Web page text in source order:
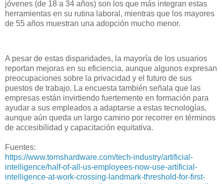
jóvenes (de 18 a 34 años) son los que más integran estas
herramientas en su rutina laboral, mientras que los mayores
de 55 años muestran una adopción mucho menor.
A pesar de estas disparidades, la mayoría de los usuarios
reportan mejoras en su eficiencia, aunque algunos expresan
preocupaciones sobre la privacidad y el futuro de sus
puestos de trabajo. La encuesta también señala que las
empresas están invirtiendo fuertemente en formación para
ayudar a sus empleados a adaptarse a estas tecnologías,
aunque aún queda un largo camino por recorrer en términos
de accesibilidad y capacitación equitativa.
Fuentes:
https://www.tomshardware.com/tech-industry/artificial-
intelligence/half-of-all-us-employees-now-use-artificial-
intelligence-at-work-crossing-landmark-threshold-for-first-